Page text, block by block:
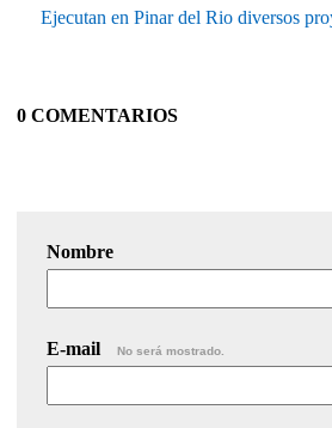
Ejecutan en Pinar del Rio diversos
0 COMENTARIOS
Nombre
E-mail No será mostrado.